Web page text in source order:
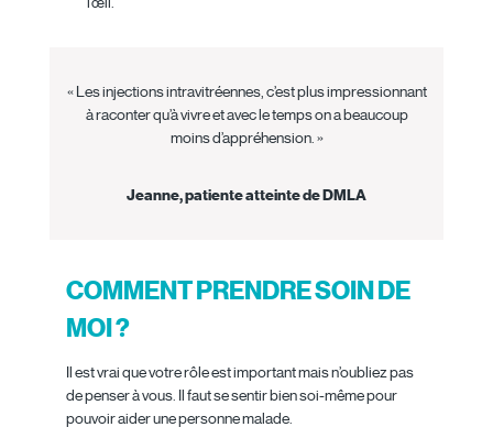
« Les injections intravitréennes, c’est plus impressionnant
à raconter qu’à vivre et avec le temps on a beaucoup
moins d’appréhension. »
Jeanne, patiente atteinte de DMLA
COMMENT PRENDRE SOIN DE
MOI ?
Il est vrai que votre rôle est important mais n’oubliez pas
de penser à vous. Il faut se sentir bien soi-même pour
pouvoir aider une personne malade.